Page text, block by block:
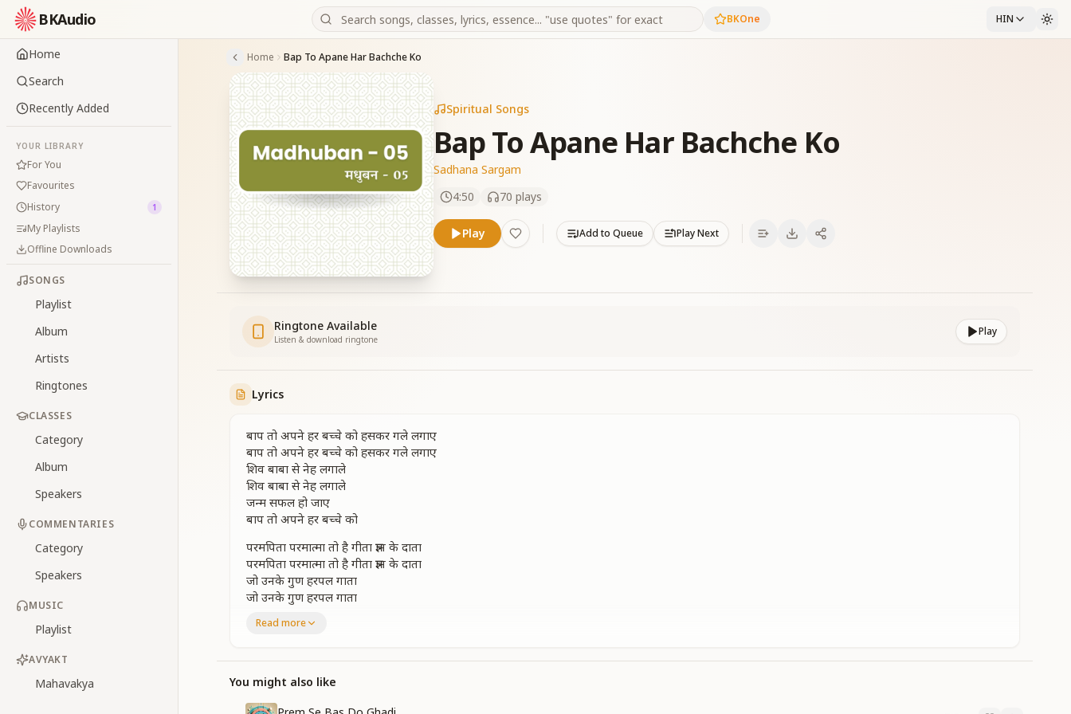
BKAudio BKOne HIN
Home
Search
Recently Added
YOUR LIBRARY
For You
Favourites
History
1
My Playlists
Offline Downloads
SONGS
Playlist
Album
Artists
Ringtones
CLASSES
Category
Album
Speakers
COMMENTARIES
Category
Speakers
MUSIC
Playlist
AVYAKT
Mahavakya
Home Bap To Apane Har Bachche Ko
Spiritual Songs
Bap To Apane Har Bachche Ko
Sadhana Sargam
4:50
70 plays
Play Add to Queue Play Next
Ringtone Available
Listen & download ringtone
Play
Lyrics
बाप तो अपने हर बच्चे को हसकर गले लगाए
बाप तो अपने हर बच्चे को हसकर गले लगाए
शिव बाबा से नेह लगाले
शिव बाबा से नेह लगाले
जन्म सफल हो जाए
बाप तो अपने हर बच्चे को
परमपिता परमात्मा तो है गीता ज्ञान के दाता
परमपिता परमात्मा तो है गीता ज्ञान के दाता
जो उनके गुण हरपल गाता
जो उनके गुण हरपल गाता
उनकी ज्ञान कि मुरली तो
धरती को स्वर्ग बनाए
शिव बाबा से नेह लगाले
Read more
You might also like